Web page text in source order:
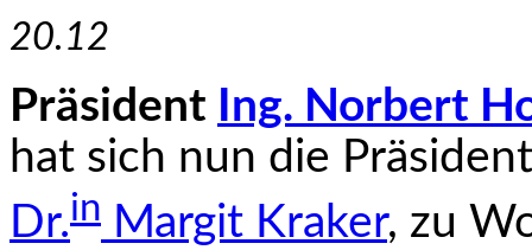
20.12
Präsident
Ing. Norbert
hat sich nun die
Dr.in Margit Kraker, zu